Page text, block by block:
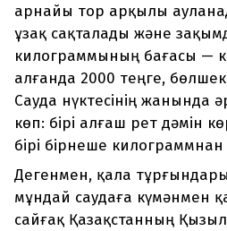
арнайы тор арқылы
ұзақ сақталады және
килограммының бағасы —
алғанда 2000 теңге,
Сауда нүктесінің жанында
көп: бірі алғаш рет дәмін
бірі бірнеше
Дегенмен, қала
мұндай саудаға күмәнмен
сайғақ Қазақстанның Қызыл